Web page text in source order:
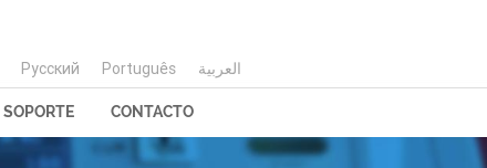
Русский Português العربية
SOPORTE CONTACTO